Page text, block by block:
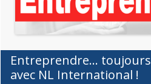
Entreprendre… toujours
avec NL International !